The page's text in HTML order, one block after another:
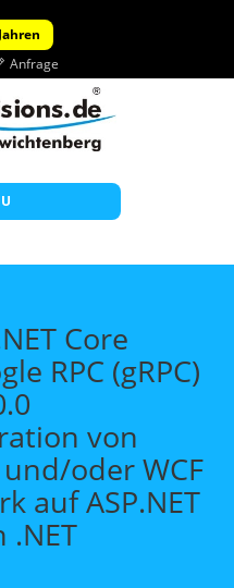
Anfrage
Core
RPC (gRPC)
von
und/oder WCF
auf ASP.NET
.NET